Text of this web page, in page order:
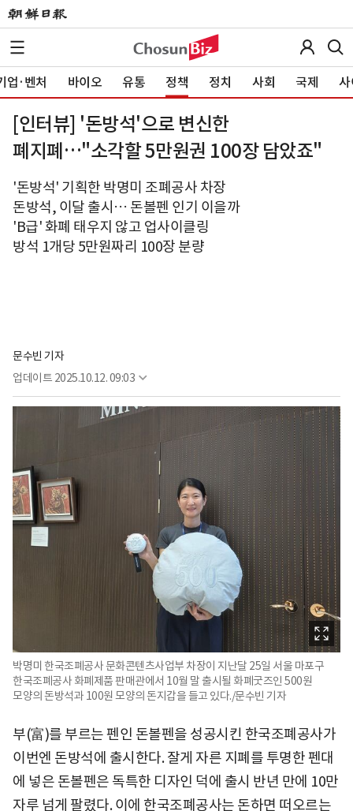
업·벤처 바이오 유통 정책 정치 사회 국제 사
[인터뷰] '돈방석'으로 변신한
폐지폐…"소각할 5만원권 100장 담았죠"
'돈방석' 기획한 박명미 조폐공사 차장
돈방석, 이달 출시… 돈볼펜 인기 이을까
'B급' 화폐 태우지 않고 업사이클링
방석 1개당 5만원짜리 100장 분량
문수빈 기자
업데이트 2025.10.12. 09:03
박명미 한국조폐공사 문화콘텐츠사업부 차장이 지난달 25일 서울 마포구
한국조폐공사 화폐제품 판매관에서 10월 말 출시될 화폐굿즈인 500원
모양의 돈방석과 100원 모양의 돈지갑을 들고 있다./문수빈 기자
부(富)를 부르는 펜인 돈볼펜을 성공시킨 한국조폐공사가
이번엔 돈방석에 출시한다. 잘게 자른 지폐를 투명한 펜대
에 넣은 돈볼펜은 독특한 디자인 덕에 출시 반년 만에 10만
자루 넘게 팔렸다. 이에 한국조폐공사는 돈하면 떠오르는